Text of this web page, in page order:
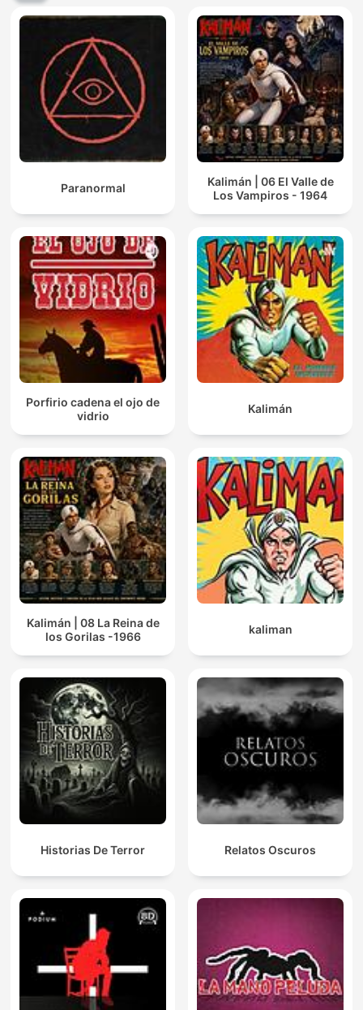
Paranormal
Kalimán | 06 El Valle de
Los Vampiros - 1964
Porfirio cadena el ojo de
vidrio
Kalimán
Kalimán | 08 La Reina de
los Gorilas -1966
kaliman
Historias De Terror Relatos Oscuros